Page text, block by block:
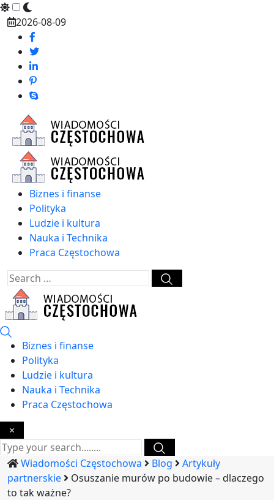
Skip
content
2026-08-09
Biznes i finanse
Polityka
Ludzie i kultura
Nauka i Technika
Praca Częstochowa
Biznes i finanse
Polityka
Ludzie i kultura
Nauka i Technika
Praca Częstochowa
×
Wiadomości Częstochowa Blog
Artykuły
partnerskie
Osuszanie murów po budowie – dlaczego
to tak ważne?